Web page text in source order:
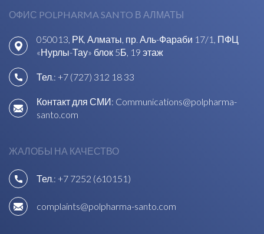
ОФИС POLPHARMA SANTO В АЛМАТЫ
050013, РК, Алматы, пр. Аль-Фараби 17/1, ПФЦ
«Нурлы-Тау» блок 5Б, 19 этаж
Тел.: +7 (727) 312 18 33
Контакт для СМИ: Communications@polpharma-
santo.com
ЖАЛОБЫ НА КАЧЕСТВО
Тел.: +7 7252 (610151)
complaints@polpharma-santo.com